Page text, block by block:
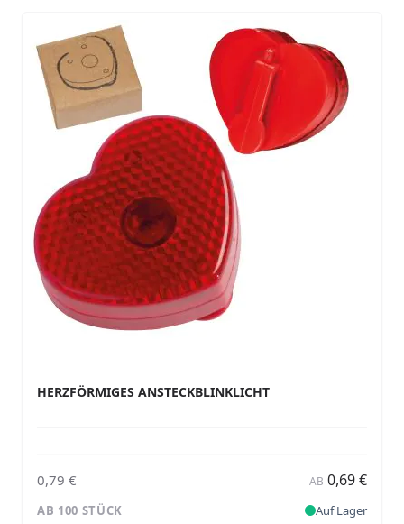
HERZFÖRMIGES ANSTECKBLINKLICHT
0,79 € AB 0,69 €
AB 100 STÜCK Auf Lager